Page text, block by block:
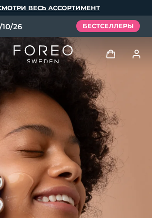
ВЕСЬ АССОРТИМЕНТ
26 БЕСТСЕЛЛЕРЫ
Профиль пользователя
Мои приборы
Мои заказы
Мои адреса
Мои подписки
Tech Elixir
Set
Deutsch
Español
Italiano
Português
Svenska
Русский
简体中文 繁體中文